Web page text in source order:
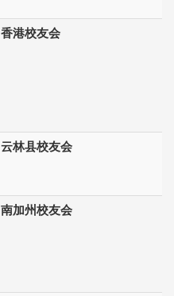
香港校友会
云林县校友会
南加州校友会